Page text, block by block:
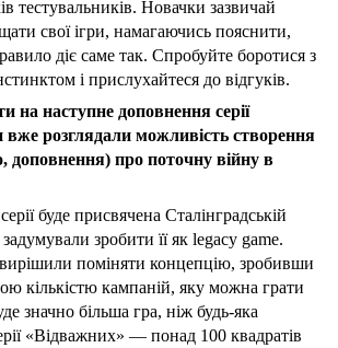
тестувальників. Новачки зазвичай
свої ігри, намагаючись пояснити,
діє саме так. Спробуйте боротися з
і прислухайтеся до відгуків.
на наступне доповнення серії
розглядали можливість створення
доповнення) про поточну війну в
буде присвячена Сталінградській
зробити її як legacy game.
поміняти концепцію, зробивши
кількістю кампаній, яку можна грати
значно більша гра, ніж будь-яка
«Відважних» — понад 100 квадратів